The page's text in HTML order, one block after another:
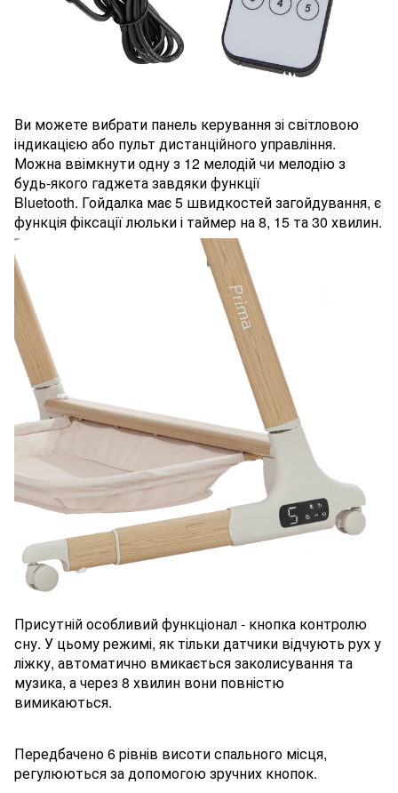
Ви можете вибрати панель керування зі світловою
індикацією або пульт дистанційного управління.
Можна ввімкнути одну з 12 мелодій чи мелодію з
будь-якого гаджета завдяки функції
Bluetooth. Гойдалка має 5 швидкостей загойдування, є
функція фіксації люльки і таймер на 8, 15 та 30 хвилин.
Присутній особливий функціонал - кнопка контролю
сну. У цьому режимі, як тільки датчики відчують рух у
ліжку, автоматично вмикається заколисування та
музика, а через 8 хвилин вони повністю
вимикаються.
Передбачено 6 рівнів висоти спального місця,
регулюються за допомогою зручних кнопок.